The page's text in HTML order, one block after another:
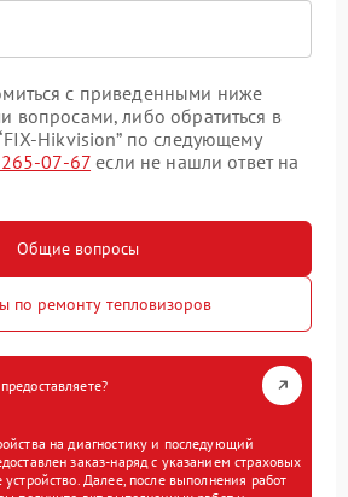
с приведенными ниже
вопросами, либо обратиться в
Hikvision” по следующему
07-67 если не нашли ответ на
Общие вопросы
по ремонту тепловизоров
на диагностику и последующий
заказ-наряд с указанием страховых
устройство. Далее, после выполнения работ